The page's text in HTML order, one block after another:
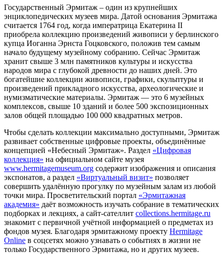
Государственный Эрмитаж – один из крупнейших
энциклопедических музеев мира. Датой основания Эрмитажа
считается 1764 год, когда императрица Екатерина II
приобрела коллекцию произведений живописи у берлинского
купца Иоганна Эрнста Гоцковского, положив тем самым
начало будущему музейному собранию. Сейчас Эрмитаж
хранит свыше 3 млн памятников культуры и искусства
народов мира с глубокой древности до наших дней. Это
богатейшие коллекции живописи, графики, скульптуры и
произведений прикладного искусства, археологические и
нумизматические материалы. Эрмитаж — это 6 музейных
комплексов, свыше 10 зданий и более 500 экспозиционных
залов общей площадью 100 000 квадратных метров.
Чтобы сделать коллекции максимально доступными, Эрмитаж
развивает собственные цифровые проекты, объединённые
концепцией «Небесный Эрмитаж». Раздел «Цифровая
коллекция» на официальном сайте музея
www.hermitagemuseum.org содержит изображения и описания
экспонатов, а раздел «Виртуальный визит» позволяет
совершить удалённую прогулку по музейным залам из любой
точки мира. Просветительский портал «Эрмитажная
академия» даёт возможность изучать собрание в тематических
подборках и лекциях, а сайт-сателлит collections.hermitage.ru
знакомит с первичной учётной информацией о предметах из
фондов музея. Благодаря эрмитажному проекту Hermitage
Online в соцсетях можно узнавать о событиях в жизни не
только Государственного Эрмитажа, но и других музеев.